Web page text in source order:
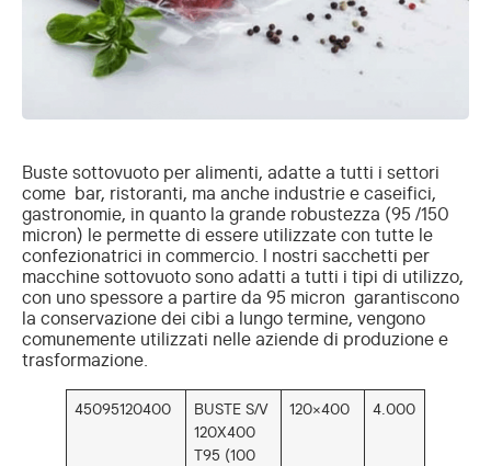
Buste sottovuoto per alimenti, adatte a tutti i settori
come bar, ristoranti, ma anche industrie e caseifici,
gastronomie, in quanto la grande robustezza (95 /150
micron) le permette di essere utilizzate con tutte le
confezionatrici in commercio. l nostri sacchetti per
macchine sottovuoto sono adatti a tutti i tipi di utilizzo,
con uno spessore a partire da 95 micron garantiscono
la conservazione dei cibi a lungo termine, vengono
comunemente utilizzati nelle aziende di produzione e
trasformazione.
45095120400
BUSTE S/V
120X400
T95 (100
120×400 4.000